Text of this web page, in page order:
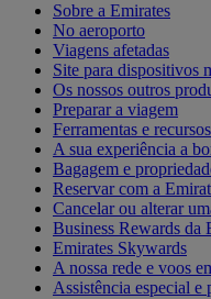
Sobre a Emirates
No aeroporto
Viagens afetadas
Site para dispositivos
Os nossos outros
Preparar a viagem
Ferramentas e recursos
A sua experiência a
Bagagem e
Reservar com a
Cancelar ou alterar
Business Rewards da
Emirates Skywards
A nossa rede e voos
Assistência especial e